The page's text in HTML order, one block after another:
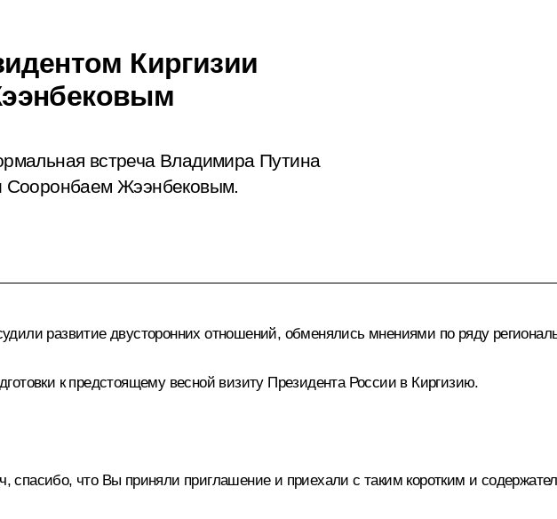
Киргизии
встреча Владимира Путина
Сооронбаем Жээнбековым.
развитие двусторонних отношений, обменялись мнениями по ряду
к предстоящему весной визиту Президента России в Киргизию.
спасибо, что Вы приняли приглашение и приехали с таким коротким и